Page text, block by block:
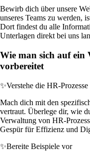
Bewirb dich über unsere
unseres Teams zu werden,
Dort findest du alle
Unterlagen direkt bei uns
Wie man sich auf ein
vorbereitet
✨Verstehe die HR-Prozesse
Mach dich mit den
vertraut. Überlege dir, wie
Verwaltung von HR-
Gespür für Effizienz und
✨Bereite Beispiele vor